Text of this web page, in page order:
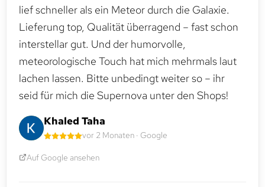
lief schneller als ein Meteor durch die Galaxie.
Lieferung top, Qualität überragend – fast schon
interstellar gut. Und der humorvolle,
meteorologische Touch hat mich mehrmals laut
lachen lassen. Bitte unbedingt weiter so – ihr
seid für mich die Supernova unter den Shops!
Khaled Taha
vor 2 Monaten · Google
Auf Google ansehen